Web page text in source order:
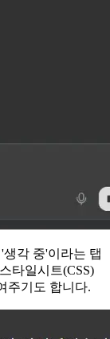
각 중'이라는 탭
타일시트(CSS)
주기도 합니다.